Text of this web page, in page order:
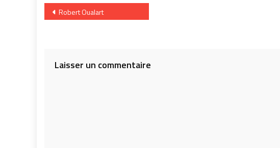
Navigation
Robert Oualart
Laisser un commentaire